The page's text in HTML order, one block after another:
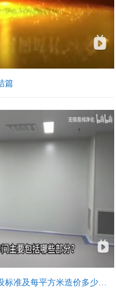
篇
标准及每平方米造价多少…